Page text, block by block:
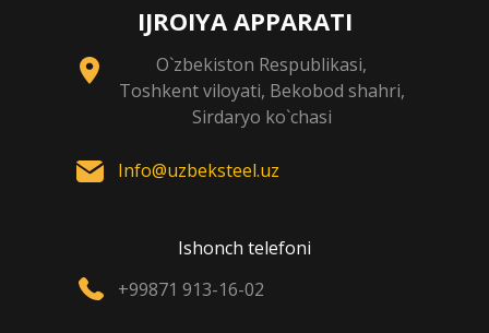
IJROIYA APPARATI
O`zbekiston Respublikasi,
Toshkent viloyati, Bekobod shahri,
Sirdaryo ko`chasi
Info@uzbeksteel.uz
Ishonch telefoni
+99871 913-16-02